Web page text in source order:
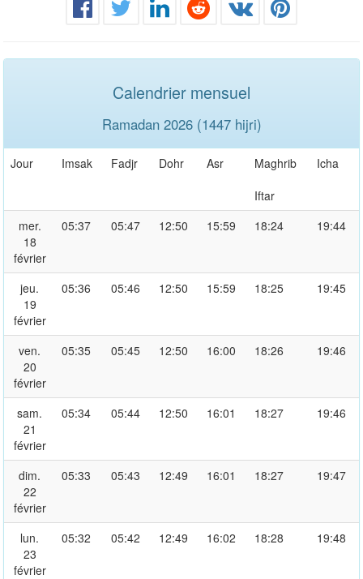
Calendrier mensuel
Ramadan 2026 (1447 hijri)
Jour Imsak Fadjr Dohr Asr
Maghrib
Iftar
Icha
mer.
18
février
05:37 05:47 12:50 15:59 18:24 19:44
jeu.
19
février
05:36 05:46 12:50 15:59 18:25 19:45
ven.
20
février
05:35 05:45 12:50 16:00 18:26 19:46
sam.
21
février
05:34 05:44 12:50 16:01 18:27 19:46
dim.
22
février
05:33 05:43 12:49 16:01 18:27 19:47
lun.
23
février
05:32 05:42 12:49 16:02 18:28 19:48